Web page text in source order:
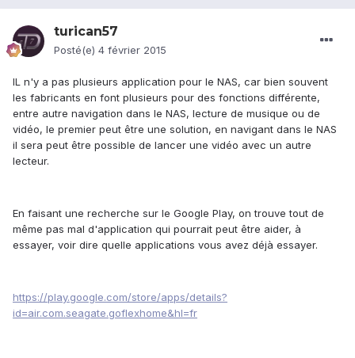
turican57
Posté(e) 4 février 2015
IL n'y a pas plusieurs application pour le NAS, car bien souvent
les fabricants en font plusieurs pour des fonctions différente,
entre autre navigation dans le NAS, lecture de musique ou de
vidéo, le premier peut être une solution, en navigant dans le NAS
il sera peut être possible de lancer une vidéo avec un autre
lecteur.
En faisant une recherche sur le Google Play, on trouve tout de
même pas mal d'application qui pourrait peut être aider, à
essayer, voir dire quelle applications vous avez déjà essayer.
https://play.google.com/store/apps/details?
id=air.com.seagate.goflexhome&hl=fr